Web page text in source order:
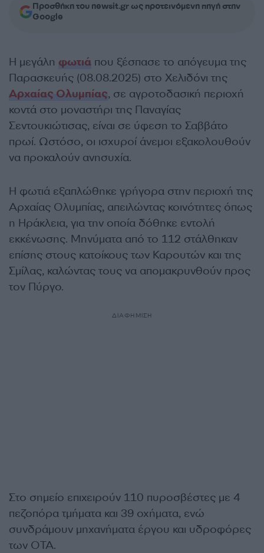
Προσθήκη του newsit.gr ως προτεινόμενη πηγή στην
Google
Η μεγάλη φωτιά που ξέσπασε το απόγευμα της
Παρασκευής (08.08.2025) στο Χελιδόνι της
Αρχαίας Ολυμπίας, σε αγροτοδασική περιοχή
κοντά στο μοναστήρι της Παναγίας
Σεντουκιώτισας, είναι σε ύφεση το Σαββάτο
πρωί. Ωστόσο, οι ισχυροί άνεμοι εξακολουθούν
να προκαλούν ανησυχία.
Η φωτιά εξαπλώθηκε γρήγορα στην περιοχή της
Αρχαίας Ολυμπίας, απειλώντας κοινότητες όπως
η Ηράκλεια, για την οποία δόθηκε εντολή
εκκένωσης. Μηνύματα από το 112 στάλθηκαν
επίσης στους κατοίκους των Καρουτών και της
Σμίλας, καλώντας τους να απομακρυνθούν προς
τον Πύργο.
ΔΙΑΦΗΜΙΣΗ
Στο σημείο επιχειρούν 110 πυροσβέστες με 4
πεζοπόρα τμήματα και 39 οχήματα, ενώ
συνδράμουν μηχανήματα έργου και υδροφόρες
των ΟΤΑ.